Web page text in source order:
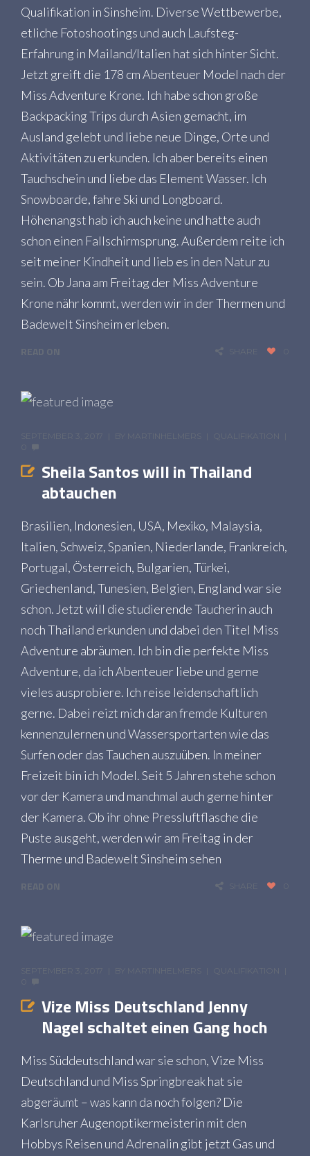
Qualifikation in Sinsheim. Diverse Wettbewerbe,
etliche Fotoshootings und auch Laufsteg-
Erfahrung in Mailand/Italien hat sich hinter Sicht.
Jetzt greift die 178 cm Abenteuer Model nach der
Miss Adventure Krone. Ich habe schon große
Backpacking Trips durch Asien gemacht, im
Ausland gelebt und liebe neue Dinge, Orte und
Aktivitäten zu erkunden. Ich aber bereits einen
Tauchschein und liebe das Element Wasser. Ich
Snowboarde, fahre Ski und Longboard.
Höhenangst hab ich auch keine und hatte auch
schon einen Fallschirmsprung. Außerdem reite ich
seit meiner Kindheit und lieb es in den Natur zu
sein. Ob Jana am Freitag der Miss Adventure
Krone nähr kommt, werden wir in der Thermen und
Badewelt Sinsheim erleben.
READ ON SHARE
SEPTEMBER 3, 2017 BY MARTINHELMERS
QUALIFIKATION
Sheila Santos will in Thailand
abtauchen
Brasilien, Indonesien, USA, Mexiko, Malaysia,
Italien, Schweiz, Spanien, Niederlande, Frankreich,
Portugal, Österreich, Bulgarien, Türkei,
Griechenland, Tunesien, Belgien, England war sie
schon. Jetzt will die studierende Taucherin auch
noch Thailand erkunden und dabei den Titel Miss
Adventure abräumen. Ich bin die perfekte Miss
Adventure, da ich Abenteuer liebe und gerne
vieles ausprobiere. Ich reise leidenschaftlich
gerne. Dabei reizt mich daran fremde Kulturen
kennenzulernen und Wassersportarten wie das
Surfen oder das Tauchen auszuüben. In meiner
Freizeit bin ich Model. Seit 5 Jahren stehe schon
vor der Kamera und manchmal auch gerne hinter
der Kamera. Ob ihr ohne Pressluftflasche die
Puste ausgeht, werden wir am Freitag in der
Therme und Badewelt Sinsheim sehen
READ ON SHARE
SEPTEMBER 3, 2017 BY MARTINHELMERS
QUALIFIKATION
Vize Miss Deutschland Jenny
Nagel schaltet einen Gang hoch
Miss Süddeutschland war sie schon, Vize Miss
Deutschland und Miss Springbreak hat sie
abgeräumt – was kann da noch folgen? Die
Karlsruher Augenoptikermeisterin mit den
Hobbys Reisen und Adrenalin gibt jetzt Gas und